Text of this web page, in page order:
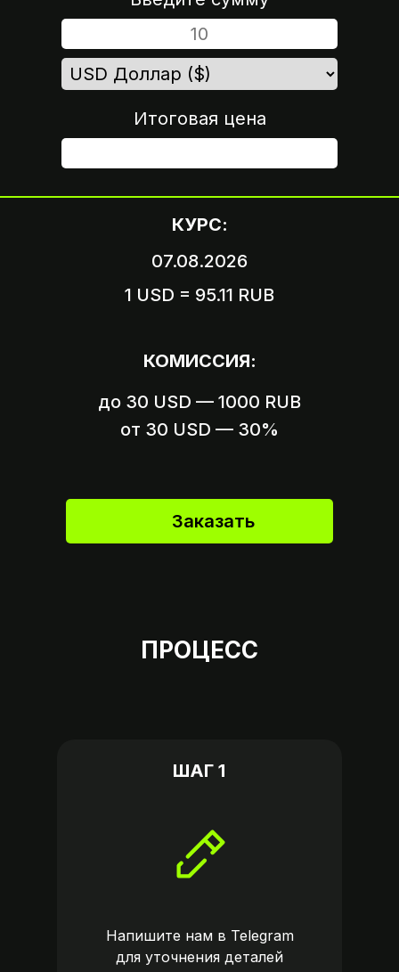
КОМИССИЯ:
КУРС:
07.08.2026
1 USD = 95.11 RUB
Итоговая цена
Заказать
до 30 USD — 1000 RUB
от 30 USD — 30%
ПРОЦЕСС
ШАГ 1
от вашего аккаунта
Вариант 2
Пришлите ссылку на оплату,
Напишите нам в Telegram
для уточнения деталей
ШАГ 4